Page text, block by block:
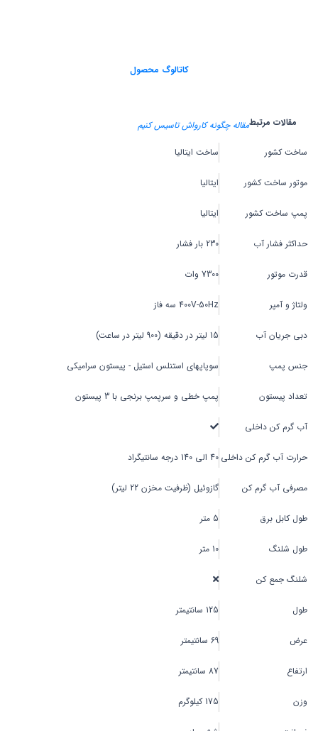
کاتالوگ محصول
مقالات مرتبطمقاله چگونه کارواش تاسیس کنیم
ساخت کشور
ساخت ایتالیا
موتور ساخت کشور ایتالیا
پمپ ساخت کشور ایتالیا
حداکثر فشار آب 230 بار فشار
قدرت موتور 7300 وات
ولتاژ و آمپر 400V-50Hz سه فاز
دبی جریان آب 15 لیتر در دقیقه (900 لیتر در ساعت)
جنس پمپ سوپاپهای استنلس استیل - پیستون سرامیکی
تعداد پیستون پمپ خطی و سرپمپ برنجی با 3 پیستون
آب گرم کن داخلی
حرارت آب گرم کن داخلی 40 الی 140 درجه سانتیگراد
مصرفی آب گرم کن گازوئیل (ظرفیت مخزن 22 لیتر)
طول کابل برق 5 متر
طول شلنگ 10 متر
شلنگ جمع کن
طول 125 سانتیمتر
عرض 69 سانتیمتر
ارتفاع 87 سانتیمتر
وزن 175 کیلوگرم